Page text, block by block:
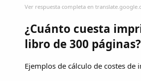
Ver respuesta completa en
¿Cuánto cuesta
libro de 300 páginas?
Ejemplos de cálculo de costes de